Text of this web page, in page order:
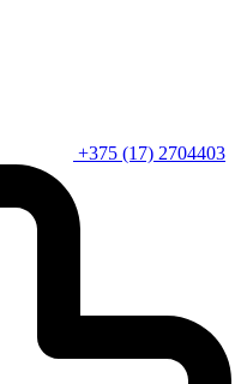
+375 (17) 2704403